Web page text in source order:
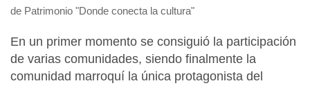
de Patrimonio "Donde conecta la cultura"
En un primer momento se consiguió la participación
de varias comunidades, siendo finalmente la
comunidad marroquí la única protagonista del